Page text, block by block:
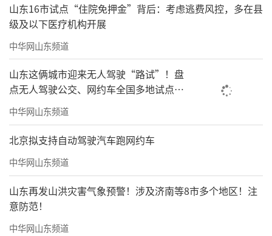
山东16市试点“住院免押金”背后：考虑逃费风控，多在县
级及以下医疗机构开展
中华网山东频道
山东这俩城市迎来无人驾驶“路试”！盘
点无人驾驶公交、网约车全国多地试点之
路
中华网山东频道
北京拟支持自动驾驶汽车跑网约车
中华网山东频道
山东再发山洪灾害气象预警！涉及济南等8市多个地区！注
意防范！
中华网山东频道